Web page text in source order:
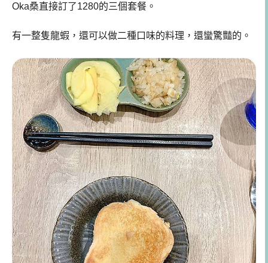
Oka桑直接訂了1280的三個套餐。
有一整隻龍蝦，還可以做二種口味的料理，還蠻驚豔的。